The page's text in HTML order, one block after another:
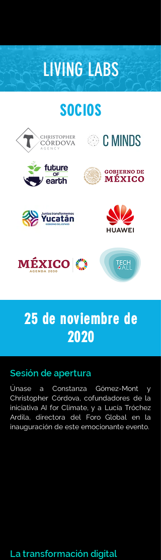
LIVING LABS
SOCIOS
25 de noviembre de
2020
Sesión de apertura
Únase a Constanza Gómez-Mont y
Christopher Córdova, cofundadores de la
iniciativa AI for Climate, y a Lucía Tróchez
Ardila, directora del Foro Global en la
inauguración de este emocionante evento.
La transformación digital